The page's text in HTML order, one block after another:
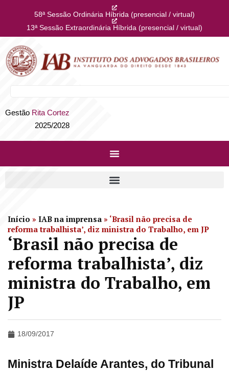
58ª Sessão Ordinária Híbrida (presencial / virtual)
13ª Sessão Extraordinária Híbrida (presencial / virtual)
Gestão Rita Cortez
2025/2028
Início » IAB na imprensa » ‘Brasil não precisa de
reforma trabalhista’, diz ministra do Trabalho, em JP
‘Brasil não precisa de
reforma trabalhista’, diz
ministra do Trabalho, em
JP
18/09/2017
Ministra Delaíde Arantes, do Tribunal